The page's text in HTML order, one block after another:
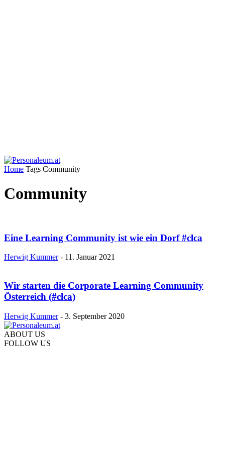
Home Tags Community
Community
Eine Learning Community ist wie ein Dorf #clca
Herwig Kummer - 11. Januar 2021
Wir starten die Corporate Learning Community
Österreich (#clca)
Herwig Kummer - 3. September 2020
ABOUT US
FOLLOW US